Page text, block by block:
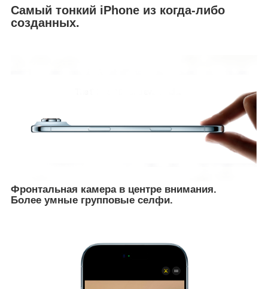
Самый тонкий iPhone из когда-либо
созданных.
Фронтальная камера в центре внимания.
Более умные групповые селфи.